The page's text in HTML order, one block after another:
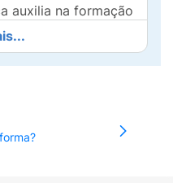
auxilia na formação
de proteína, 4.814
toda proteína
leite.